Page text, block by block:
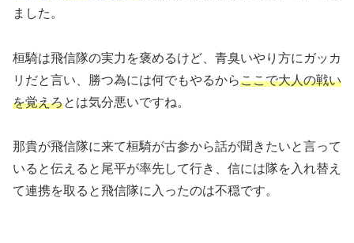
ました。
桓騎は飛信隊の実力を褒めるけど、青臭いやり方にガッカ
リだと言い、勝つ為には何でもやるからここで大人の戦い
を覚えろとは気分悪いですね。
那貴が飛信隊に来て桓騎が古参から話が聞きたいと言って
いると伝えると尾平が率先して行き、信には隊を入れ替え
て連携を取ると飛信隊に入ったのは不穏です。